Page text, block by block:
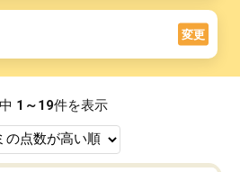
変更
1～19件を表示